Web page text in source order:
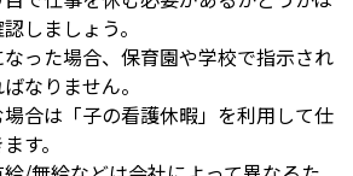
しましょう。
った場合、保育園や学校で指示され
なりません。
合は「子の看護休暇」を利用して仕
す。